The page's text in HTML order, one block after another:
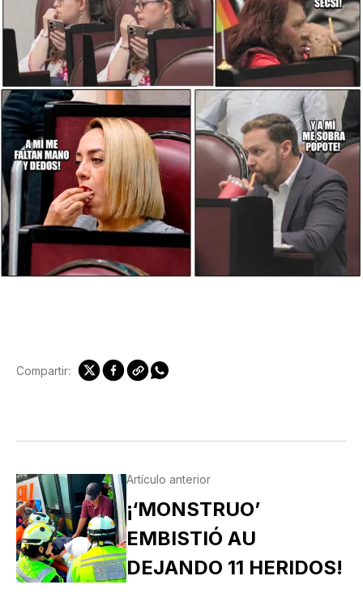
Compartir:
Artículo anterior
¡‘MONSTRUO’
EMBISTIÓ AU
DEJANDO 11 HERIDOS!